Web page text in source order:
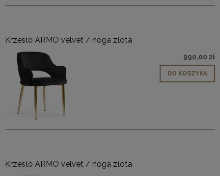
Krzesło ARMO velvet / noga złota
990,00 zł
DO KOSZYKA
Krzesło ARMO velvet / noga złota